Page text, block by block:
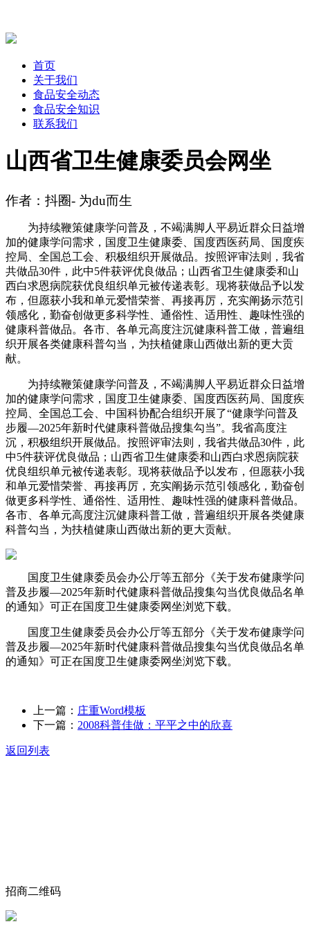
首页
关于我们
食品安全动态
食品安全知识
联系我们
山西省卫生健康委员会网坐
作者：抖圈- 为du而生
为持续鞭策健康学问普及，不竭满脚人平易近群众日益增
加的健康学问需求，国度卫生健康委、国度西医药局、国度疾
控局、全国总工会、积极组织开展做品。按照评审法则，我省
共做品30件，此中5件获评优良做品；山西省卫生健康委和山
西白求恩病院获优良组织单元被传递表彰。现将获做品予以发
布，但愿获小我和单元爱惜荣誉、再接再厉，充实阐扬示范引
领感化，勤奋创做更多科学性、通俗性、适用性、趣味性强的
健康科普做品。各市、各单元高度注沉健康科普工做，普遍组
织开展各类健康科普勾当，为扶植健康山西做出新的更大贡
献。
为持续鞭策健康学问普及，不竭满脚人平易近群众日益增
加的健康学问需求，国度卫生健康委、国度西医药局、国度疾
控局、全国总工会、中国科协配合组织开展了“健康学问普及
步履—2025年新时代健康科普做品搜集勾当”。我省高度注
沉，积极组织开展做品。按照评审法则，我省共做品30件，此
中5件获评优良做品；山西省卫生健康委和山西白求恩病院获
优良组织单元被传递表彰。现将获做品予以发布，但愿获小我
和单元爱惜荣誉、再接再厉，充实阐扬示范引领感化，勤奋创
做更多科学性、通俗性、适用性、趣味性强的健康科普做品。
各市、各单元高度注沉健康科普工做，普遍组织开展各类健康
科普勾当，为扶植健康山西做出新的更大贡献。
国度卫生健康委员会办公厅等五部分《关于发布健康学问
普及步履—2025年新时代健康科普做品搜集勾当优良做品名单
的通知》可正在国度卫生健康委网坐浏览下载。
国度卫生健康委员会办公厅等五部分《关于发布健康学问
普及步履—2025年新时代健康科普做品搜集勾当优良做品名单
的通知》可正在国度卫生健康委网坐浏览下载。
上一篇： 庄重Word模板
下一篇： 2008科普佳做：平平之中的欣喜
返回列表
招商二维码